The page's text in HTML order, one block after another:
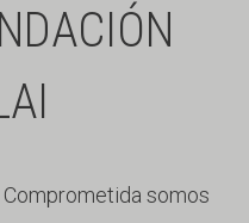
Comprometida somos